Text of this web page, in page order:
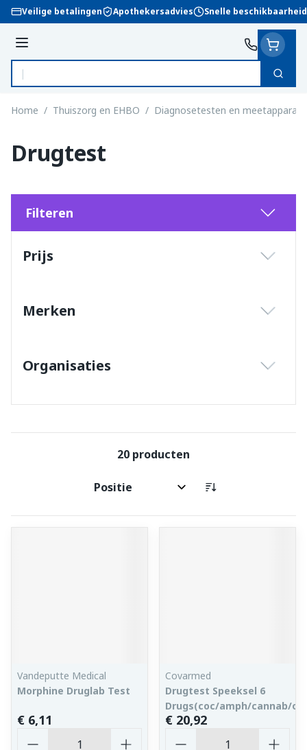
Ga naar de inhoud
Veilige betalingen Apothekersadvies Snelle beschikbaarheid
Menu
Product, merk, categorie...
Zoek
Home / Thuiszorg en EHBO / Diagnosetesten en
Drugtest
Filteren
Prijs
Merken
Organisaties
20 producten
Sorteer op:
Vandeputte Medical
Morphine Druglab Test
€ 6,11
Covarmed
Drugtest Speeksel 6
Drugs(coc/amph/cannab/
€ 20,92